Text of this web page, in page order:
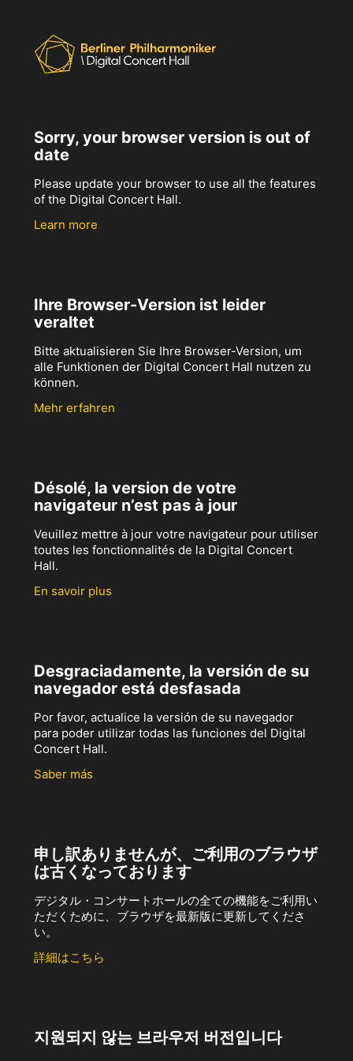
Sorry, your browser version is out of
date
Please update your browser to use all the features
of the Digital Concert Hall.
Learn more
Ihre Browser-Version ist leider
veraltet
Bitte aktualisieren Sie Ihre Browser-Version, um
alle Funktionen der Digital Concert Hall nutzen zu
können.
Mehr erfahren
Désolé, la version de votre
navigateur n’est pas à jour
Veuillez mettre à jour votre navigateur pour utiliser
toutes les fonctionnalités de la Digital Concert
Hall.
En savoir plus
Desgraciadamente, la versión de su
navegador está desfasada
Por favor, actualice la versión de su navegador
para poder utilizar todas las funciones del Digital
Concert Hall.
Saber más
申し訳ありませんが、ご利用のブラウザ
は古くなっております
デジタル・コンサートホールの全ての機能をご利用い
ただくために、ブラウザを最新版に更新してくださ
い。
詳細はこちら
지원되지 않는 브라우저 버전입니다